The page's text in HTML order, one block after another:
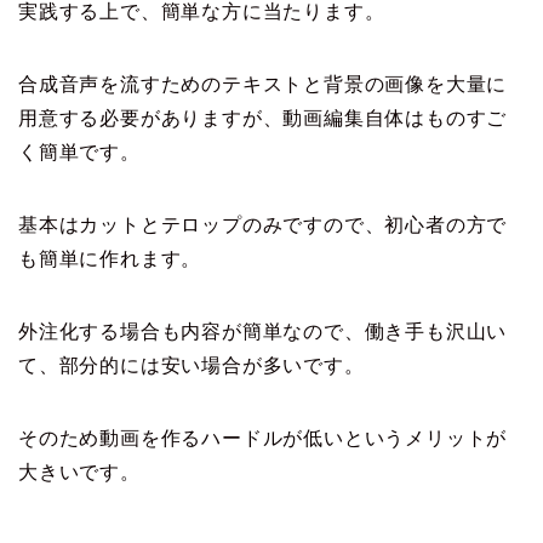
実践する上で、簡単な方に当たります。
合成音声を流すためのテキストと背景の画像を大量に
用意する必要がありますが、動画編集自体はものすご
く簡単です。
基本はカットとテロップのみですので、初心者の方で
も簡単に作れます。
外注化する場合も内容が簡単なので、働き手も沢山い
て、部分的には安い場合が多いです。
そのため動画を作るハードルが低いというメリットが
大きいです。